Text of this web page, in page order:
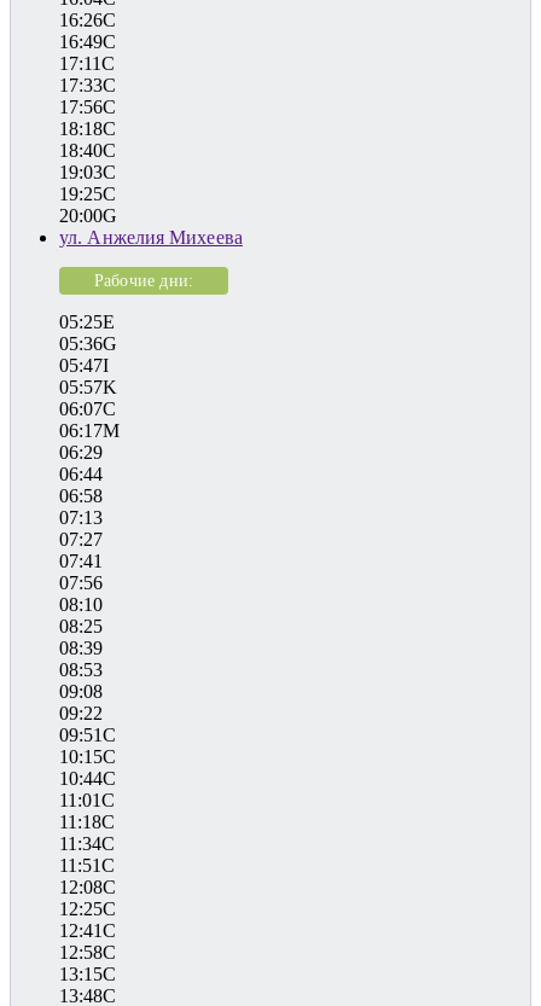
16:26C
16:49C
17:11C
17:33C
17:56C
18:18C
18:40C
19:03C
19:25C
20:00G
ул. Анжелия Михеева
Рабочие дни:
05:25E
05:36G
05:47I
05:57K
06:07C
06:17M
06:29
06:44
06:58
07:13
07:27
07:41
07:56
08:10
08:25
08:39
08:53
09:08
09:22
09:51C
10:15C
10:44C
11:01C
11:18C
11:34C
11:51C
12:08C
12:25C
12:41C
12:58C
13:15C
13:48C